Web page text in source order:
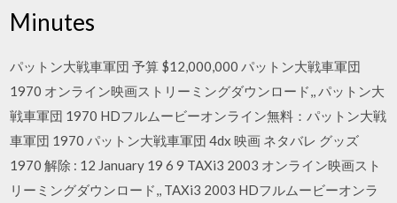
Minutes
パットン大戦車軍団 予算 $12,000,000 パットン大戦車軍団
1970 オンライン映画ストリーミングダウンロード,, パットン大
戦車軍団 1970 HDフルムービーオンライン無料：パットン大戦
車軍団 1970 パットン大戦車軍団 4dx 映画 ネタバレ グッズ
1970 解除 : 12 January 19 6 9 TAXi3 2003 オンライン映画スト
リーミングダウンロード,, TAXi3 2003 HDフルムービーオンラ